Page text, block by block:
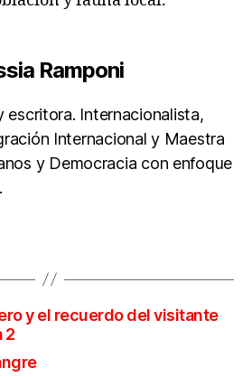
Ramponi
escritora. Internacionalista,
Internacional y Maestra
y Democracia con enfoque
y el recuerdo del visitante
2